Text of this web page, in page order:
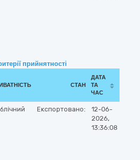
прийнятності
СТАН
ДАТА
ТА
ЧАС
Експортовано:
12-06-
2026,
13:36:08